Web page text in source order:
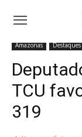
Início
obras da BR-319
Amazonas Destaques
TCU
319